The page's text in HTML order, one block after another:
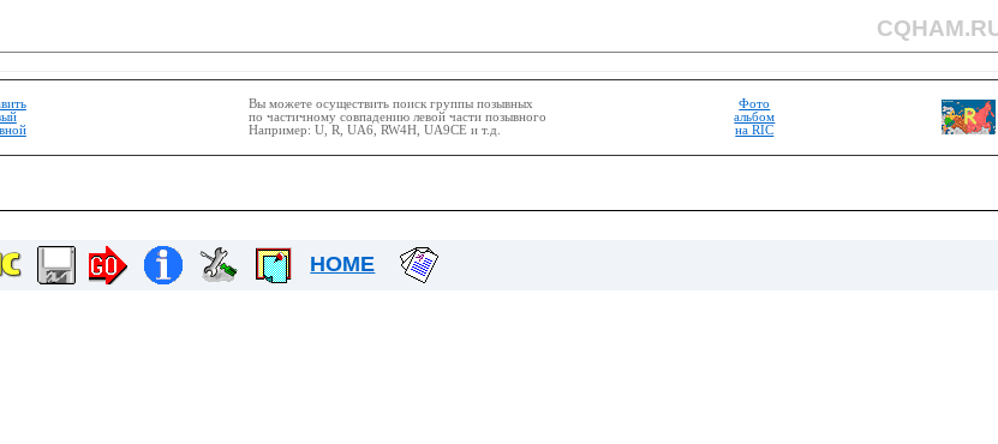
Вы можете осуществить поиск группы позывных
по частичному совпадению левой части позывного
Например: U, R, UA6, RW4H, UA9CE и т.д.
Фото
альбом
на RIC
HOME